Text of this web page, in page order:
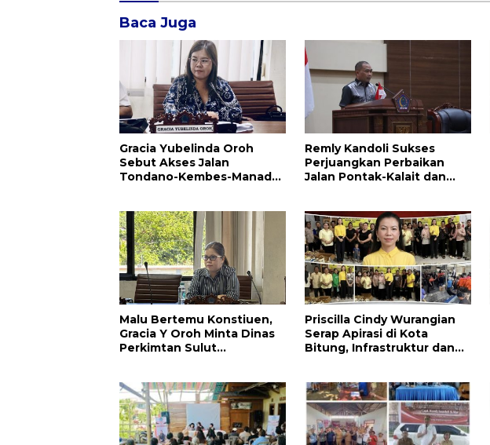
Baca Juga
Gracia Yubelinda Oroh
Sebut Akses Jalan
Tondano-Kembes-Manado
Remly Kandoli Sukses
Perjuangkan Perbaikan
Jalan Pontak-Kalait dan
Malu Bertemu Konstiuen,
Gracia Y Oroh Minta Dinas
Perkimtan Sulut
Priscilla Cindy Wurangian
Serap Apirasi di Kota
Bitung, Infrastruktur dan
Warga